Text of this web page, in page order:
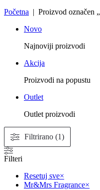
Početna | Proizvod označen
Novo
Najnoviji proizvodi
Akcija
Proizvodi na popustu
Outlet
Outlet proizvodi
Filtrirano (1)
Filteri
Resetuj sve×
Mr&Mrs Fragrance×